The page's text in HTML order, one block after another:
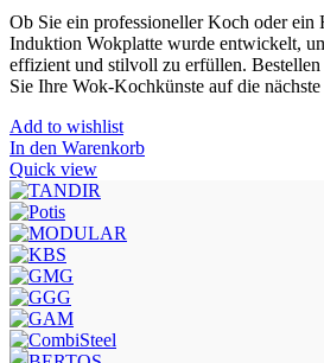
Ob Sie ein professioneller Koch oder ein
Induktion Wokplatte wurde entwickelt,
effizient und stilvoll zu erfüllen. Bestellen
Sie Ihre Wok-Kochkünste auf die
Add to wishlist
In den Warenkorb
Quick view